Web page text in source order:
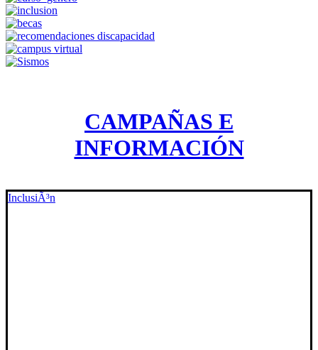
CAMPAÑAS E
INFORMACIÓN
InclusiÃ³n